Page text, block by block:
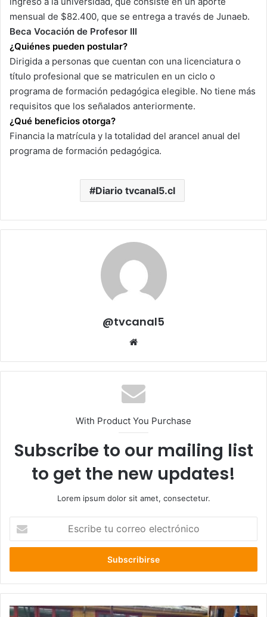
mensual de $82.400, que se entrega a través de Junaeb.
Beca Vocación de Profesor III
¿Quiénes pueden postular?
Dirigida a personas que cuentan con una licenciatura o
título profesional que se matriculen en un ciclo o
programa de formación pedagógica elegible. No tiene más
requisitos que los señalados anteriormente.
¿Qué beneficios otorga?
Financia la matrícula y la totalidad del arancel anual del
programa de formación pedagógica.
Diario tvcanal5.cl
@tvcanal5
With Product You Purchase
Subscribe to our mailing list
to get the new updates!
Lorem ipsum dolor sit amet, consectetur.
correo
Municipio